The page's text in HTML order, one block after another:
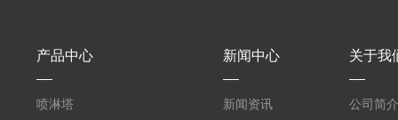
产品中心
喷淋塔
新闻中心
新闻资讯
关于我
公司简介